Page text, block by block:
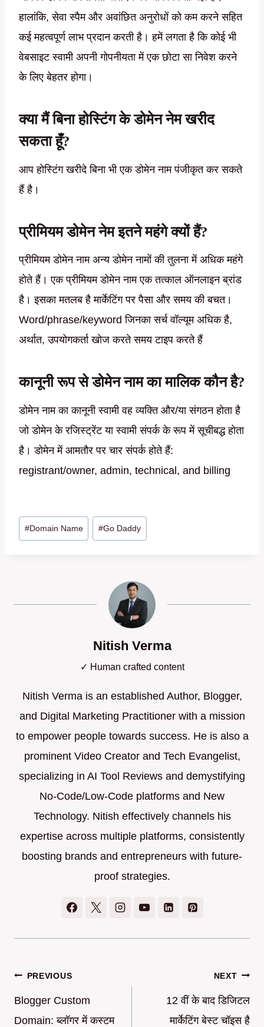
हालांकि, सेवा स्पैम और अवांछित अनुरोधों को कम करने सहित
कई महत्वपूर्ण लाभ प्रदान करती है। हमें लगता है कि कोई भी
वेबसाइट स्वामी अपनी गोपनीयता में एक छोटा सा निवेश करने
के लिए बेहतर होगा।
क्या मैं बिना होस्टिंग के डोमेन नेम खरीद
सकता हूँ?
आप होस्टिंग खरीदे बिना भी एक डोमेन नाम पंजीकृत कर सकते
हैं है।
प्रीमियम डोमेन नेम इतने महंगे क्यों हैं?
प्रीमियम डोमेन नाम अन्य डोमेन नामों की तुलना में अधिक महंगे
होते हैं। एक प्रीमियम डोमेन नाम एक तत्काल ऑनलाइन ब्रांड
है। इसका मतलब है मार्केटिंग पर पैसा और समय की बचत।
Word/phrase/keyword जिनका सर्च वॉल्यूम अधिक है,
अर्थात, उपयोगकर्ता खोज करते समय टाइप करते हैं
कानूनी रूप से डोमेन नाम का मालिक कौन है?
डोमेन नाम का कानूनी स्वामी वह व्यक्ति और/या संगठन होता है
जो डोमेन के रजिस्ट्रेंट या स्वामी संपर्क के रूप में सूचीबद्ध होता
है। डोमेन में आमतौर पर चार संपर्क होते हैं:
registrant/owner, admin, technical, and billing
Post
Tags:
#Domain Name #Go Daddy
Nitish Verma
✓ Human crafted content
Nitish Verma is an established Author, Blogger,
and Digital Marketing Practitioner with a mission
to empower people towards success. He is also a
prominent Video Creator and Tech Evangelist,
specializing in AI Tool Reviews and demystifying
No-Code/Low-Code platforms and New
Technology. Nitish effectively channels his
expertise across multiple platforms, consistently
boosting brands and entrepreneurs with future-
proof strategies.
Post
navigation
PREVIOUS
Blogger Custom
Domain: ब्लॉगर में कस्टम
NEXT
12 वीं के बाद डिजिटल
मार्केटिंग बेस्ट चॉइस है